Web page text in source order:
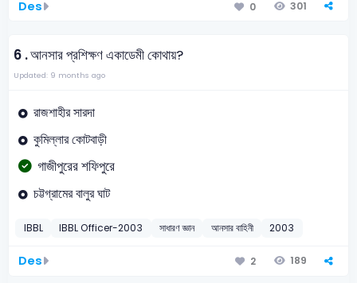
Des 0 301
6 .আনসার প্রশিক্ষণ একাডেমী কোথায়?
Updated: 9 months ago
রাজশাহীর সারদা
কুমিল্লার কোটবাড়ী
গাজীপুরের শফিপুরে
চট্টগ্রামের বালুর ঘাট
IBBL IBBL Officer-2003 সাধারণ জ্ঞান আনসার বাহিনী 2003
Des 2 189